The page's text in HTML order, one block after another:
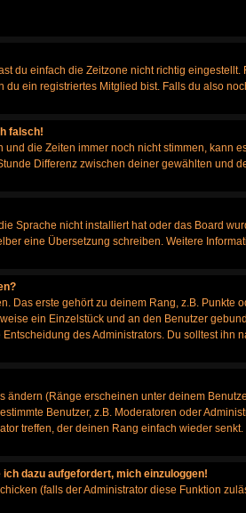
du einfach die Zeitzone nicht richtig
ein registriertes Mitglied bist. Falls du also
falsch!
die Zeiten immer noch nicht stimmen,
Differenz zwischen deiner gewählten und
Sprache nicht installiert hat oder das Board
eine Übersetzung schreiben. Weitere
Das erste gehört zu deinem Rang, z.B.
ein Einzelstück und an den Benutzer
des Administrators. Du solltest ihn
ändern (Ränge erscheinen unter deinem
Benutzer, z.B. Moderatoren oder
treffen, der deinen Rang einfach wieder senkt.
dazu aufgefordert, mich einzuloggen!
(falls der Administrator diese Funktion